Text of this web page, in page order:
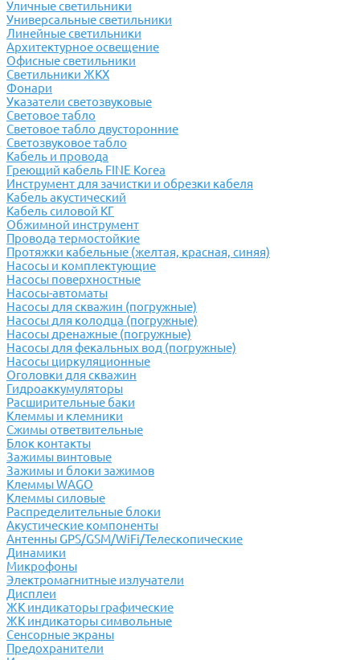
Уличные светильники
Универсальные светильники
Линейные светильники
Архитектурное освещение
Офисные светильники
Светильники ЖКХ
Фонари
Указатели светозвуковые
Световое табло
Световое табло двусторонние
Светозвуковое табло
Кабель и провода
Греющий кабель FINE Korea
Инструмент для зачистки и обрезки кабеля
Кабель акустический
Кабель силовой КГ
Обжимной инструмент
Провода термостойкие
Протяжки кабельные (желтая, красная, синяя)
Насосы и комплектующие
Насосы поверхностные
Насосы-автоматы
Насосы для скважин (погружные)
Насосы для колодца (погружные)
Насосы дренажные (погружные)
Насосы для фекальных вод (погружные)
Насосы циркуляционные
Оголовки для скважин
Гидроаккумуляторы
Расширительные баки
Клеммы и клемники
Cжимы ответвительные
Блок контакты
Зажимы винтовые
Зажимы и блоки зажимов
Клеммы WAGO
Клеммы силовые
Распределительные блоки
Акустические компоненты
Антенны GPS/GSM/WiFi/Телескопические
Динамики
Микрофоны
Электромагнитные излучатели
Дисплеи
ЖК индикаторы графические
ЖК индикаторы символьные
Сенсорные экраны
Предохранители